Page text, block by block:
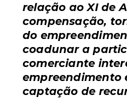
relação ao XI de
compensação,
do
coadunar a
comerciante
empreendimento
captação de